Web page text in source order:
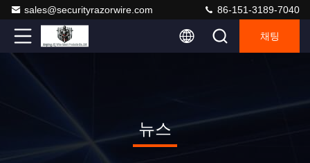
sales@securityrazorwire.com 86-151-3189-7040
채팅
뉴스